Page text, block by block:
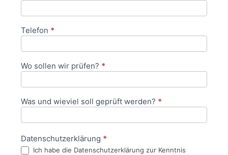
Telefon *
Wo sollen wir prüfen? *
Was und wieviel soll geprüft werden? *
Datenschutzerklärung *
Ich habe die Datenschutzerklärung zur Kenntnis